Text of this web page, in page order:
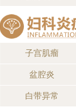
子宫肌瘤
盆腔炎
白带异常